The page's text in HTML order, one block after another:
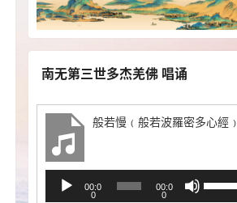
南无第三世多杰羌佛 唱诵
般若慢﹙般若波羅密多心經﹚
00:0
0
00:0
0